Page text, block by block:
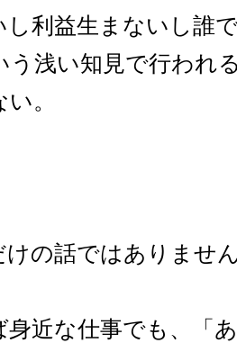
し利益生まないし誰
う浅い知見で行われ
。
けの話ではありませ
身近な仕事でも、「